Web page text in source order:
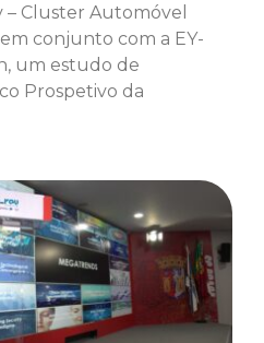
– Cluster Automóvel
conjunto com a EY-
um estudo de
Prospetivo da